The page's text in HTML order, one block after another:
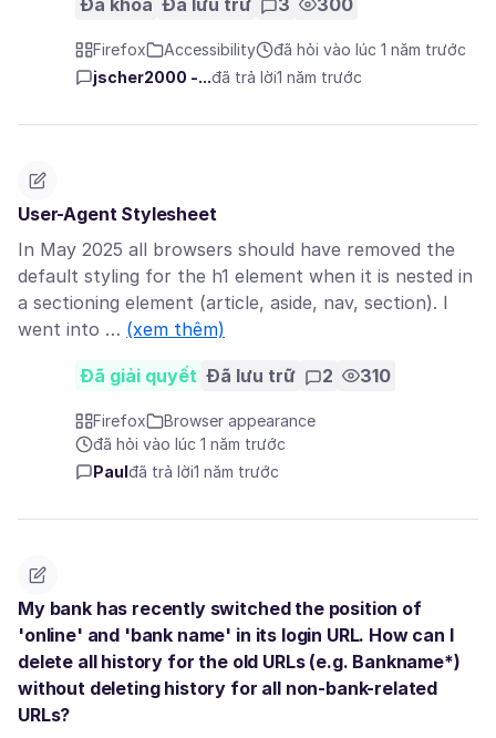
Đã khóa Đã lưu trữ 3 300
Firefox Accessibility
đã hỏi vào lúc 1 năm trước
jscher2000 -...đã trả lời1 năm trước
User-Agent Stylesheet
In May 2025 all browsers should have removed the
default styling for the h1 element when it is nested in
a sectioning element (article, aside, nav, section). I
went into … (xem thêm)
Đã giải quyết Đã lưu trữ 2 310
Firefox
Browser appearance
đã hỏi vào lúc 1 năm trước
Paul đã trả lời1 năm trước
My bank has recently switched the position of
'online' and 'bank name' in its login URL. How can I
delete all history for the old URLs (e.g. Bankname*)
without deleting history for all non-bank-related
URLs?